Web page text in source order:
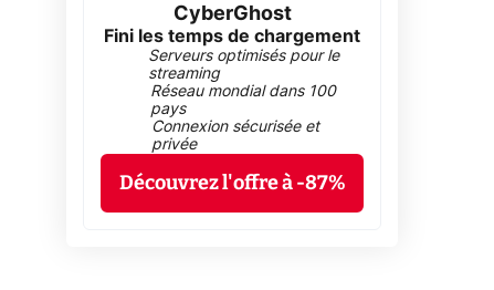
CyberGhost
Fini les temps de chargement
Serveurs optimisés pour le
streaming
Réseau mondial dans 100
pays
Connexion sécurisée et
privée
Découvrez l'offre à -87%